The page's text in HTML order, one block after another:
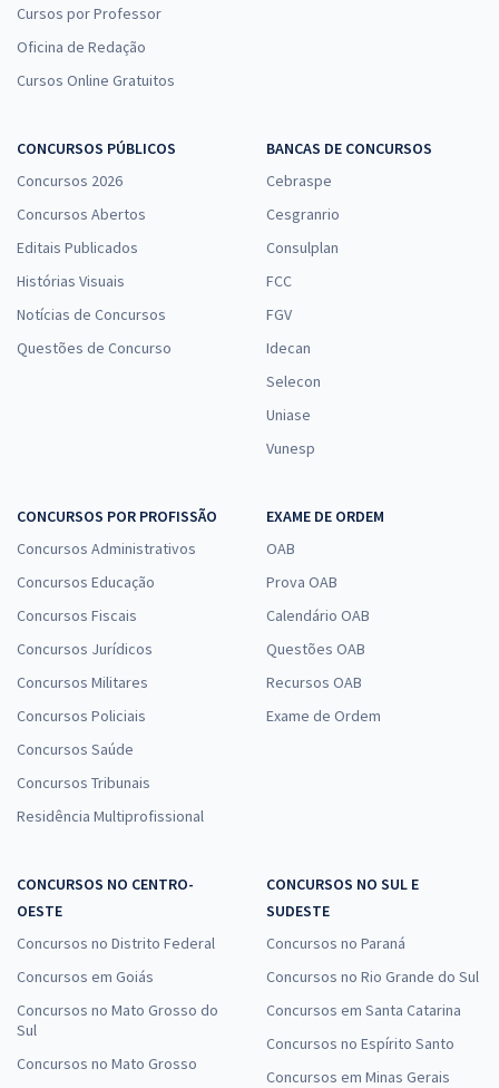
Cursos por Professor
Oficina de Redação
Cursos Online Gratuitos
CONCURSOS PÚBLICOS
Concursos 2026
Concursos Abertos
Editais Publicados
Histórias Visuais
Notícias de Concursos
Questões de Concurso
BANCAS DE CONCURSOS
Cebraspe
Cesgranrio
Consulplan
FCC
FGV
Idecan
Selecon
Uniase
Vunesp
CONCURSOS POR PROFISSÃO
Concursos Administrativos
Concursos Educação
Concursos Fiscais
Concursos Jurídicos
Concursos Militares
Concursos Policiais
Concursos Saúde
Concursos Tribunais
Residência Multiprofissional
EXAME DE ORDEM
OAB
Prova OAB
Calendário OAB
Questões OAB
Recursos OAB
Exame de Ordem
CONCURSOS NO CENTRO-
OESTE
Concursos no Distrito Federal
Concursos em Goiás
Concursos no Mato Grosso do
Sul
Concursos no Mato Grosso
CONCURSOS NO SUL E
SUDESTE
Concursos no Paraná
Concursos no Rio Grande do Sul
Concursos em Santa Catarina
Concursos no Espírito Santo
Concursos em Minas Gerais